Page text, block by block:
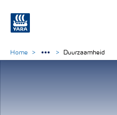
Home Duurzaamheid